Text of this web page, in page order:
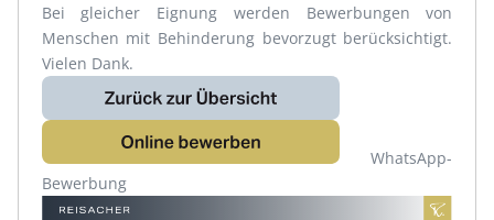
Bei gleicher Eignung werden Bewerbungen von
Menschen mit Behinderung bevorzugt berücksichtigt.
Vielen Dank.
WhatsApp-
Bewerbung